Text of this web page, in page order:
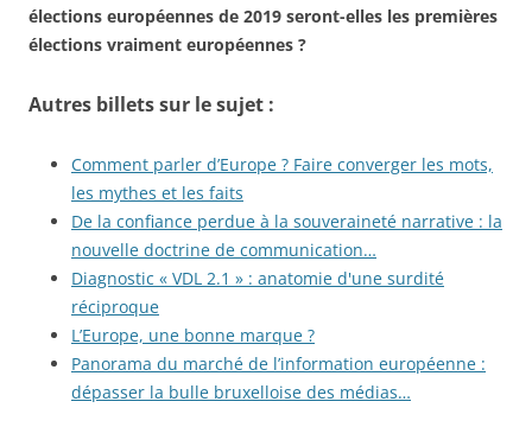
élections européennes de 2019 seront-elles les premières
élections vraiment européennes ?
Autres billets sur le sujet :
Comment parler d’Europe ? Faire converger les mots,
les mythes et les faits
De la confiance perdue à la souveraineté narrative : la
nouvelle doctrine de communication…
Diagnostic « VDL 2.1 » : anatomie d'une surdité
réciproque
L’Europe, une bonne marque ?
Panorama du marché de l’information européenne :
dépasser la bulle bruxelloise des médias…